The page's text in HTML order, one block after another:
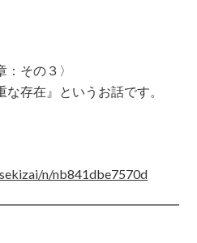
その３〉
な存在』というお話です。
n/nb841dbe7570d